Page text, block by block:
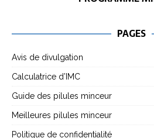
PAGES
Avis de divulgation
Calculatrice d’IMC
Guide des pilules minceur
Meilleures pilules minceur
Politique de confidentialité